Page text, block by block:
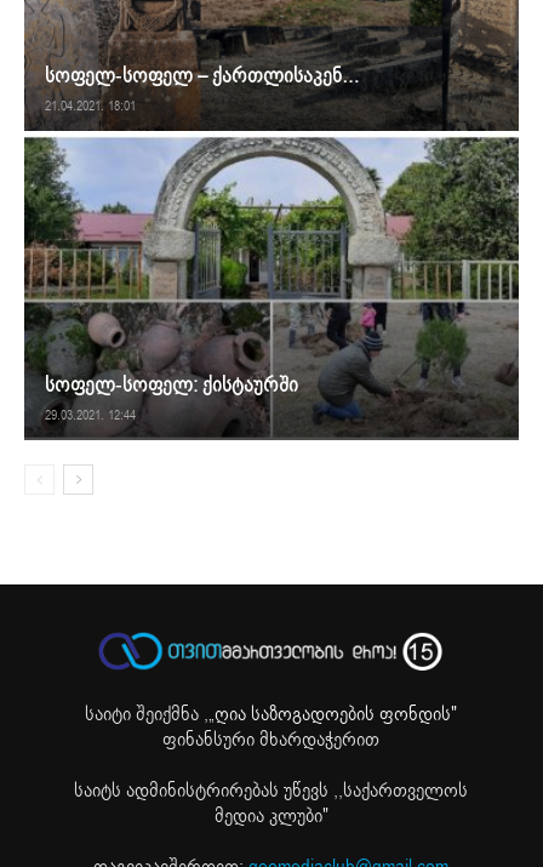
სოფელ-სოფელ – ქართლისაკენ…
21.04.2021. 18:01
სოფელ-სოფელ: ქისტაურში
29.03.2021. 12:44
საიტი შეიქმნა ,„ღია საზოგადოების ფონდის"
ფინანსური მხარდაჭერით
საიტს ადმინისტრირებას უწევს ,,საქართველოს
მედია კლუბი"